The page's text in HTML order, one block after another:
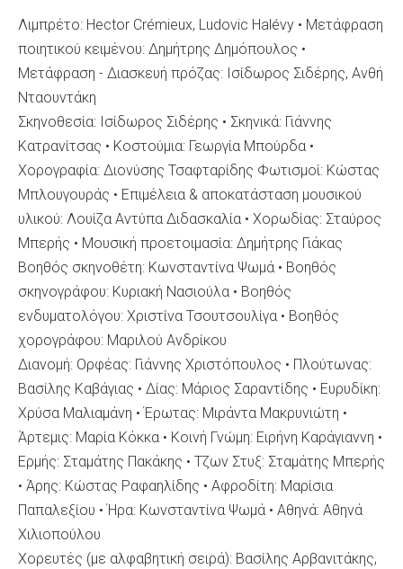
Λιμπρέτο: Hector Crémieux, Ludovic Halévy • Μετάφραση
ποιητικού κειμένου: Δημήτρης Δημόπουλος •
Μετάφραση - Διασκευή πρόζας: Ισίδωρος Σιδέρης, Ανθή
Νταουντάκη
Σκηνοθεσία: Ισίδωρος Σιδέρης • Σκηνικά: Γιάννης
Κατρανίτσας • Κοστούμια: Γεωργία Μπούρδα •
Χορογραφία: Διονύσης Τσαφταρίδης Φωτισμοί: Κώστας
Μπλουγουράς • Επιμέλεια & αποκατάσταση μουσικού
υλικού: Λουίζα Αντύπα Διδασκαλία • Χορωδίας: Σταύρος
Μπερής • Μουσική προετοιμασία: Δημήτρης Γιάκας
Βοηθός σκηνοθέτη: Κωνσταντίνα Ψωμά • Βοηθός
σκηνογράφου: Κυριακή Νασιούλα • Βοηθός
ενδυματολόγου: Χριστίνα Τσουτσουλίγα • Βοηθός
χορογράφου: Μαριλού Ανδρίκου
Διανομή: Ορφέας: Γιάννης Χριστόπουλος • Πλούτωνας:
Βασίλης Καβάγιας • Δίας: Μάριος Σαραντίδης • Ευρυδίκη:
Χρύσα Μαλιαμάνη • Έρωτας: Μιράντα Μακρυνιώτη •
Άρτεμις: Μαρία Κόκκα • Κοινή Γνώμη: Ειρήνη Καράγιαννη •
Ερμής: Σταμάτης Πακάκης • Τζων Στυξ: Σταμάτης Μπερής
• Άρης: Κώστας Ραφαηλίδης • Αφροδίτη: Μαρίσια
Παπαλεξίου • Ήρα: Κωνσταντίνα Ψωμά • Αθηνά: Αθηνά
Χιλιοπούλου
Χορευτές (με αλφαβητική σειρά): Βασίλης Αρβανιτάκης,